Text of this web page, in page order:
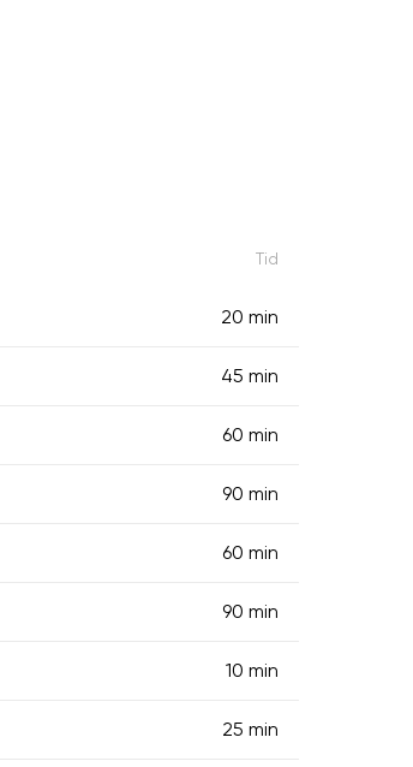
Tid
20 min
45 min
60 min
90 min
60 min
90 min
10 min
25 min